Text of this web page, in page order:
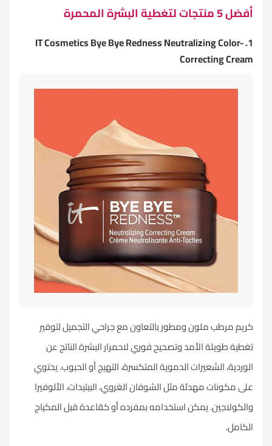
أفضل 5 منتجات لتغطية البشرة المحمرة
1. IT Cosmetics Bye Bye Redness Neutralizing Color-
Correcting Cream
كريم مرطب ملون ومطور بالتعاون مع جراحي التجميل لتوفير
تغطية طويلة الأمد وتصحيح فوري لاحمرار البشرة الناتج عن
الوردية، الشعيرات الدموية المتكسرة، التهيج أو الحبوب. يحتوي
على مكونات مهدئة مثل الشوفان الغروي، الببتيدات، الألوفيرا
والكولاجين. يمكن استخدامه بمفرده أو كقاعدة قبل المكياج
الكامل.